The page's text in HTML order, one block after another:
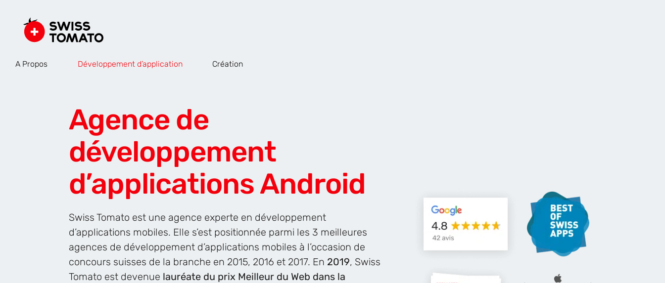
A Propos Développement d’application Création
Agence de
développement
d’applications Android
Swiss Tomato est une agence experte en développement
d’applications mobiles. Elle s’est positionnée parmi les 3 meilleures
agences de développement d’applications mobiles à l’occasion de
concours suisses de la branche en 2015, 2016 et 2017. En 2019, Swiss
Tomato est devenue lauréate du prix Meilleur du Web dans la